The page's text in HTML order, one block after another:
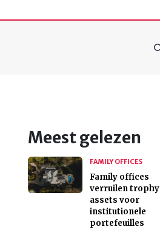
Meest gelezen
FAMILY OFFICES
Family offices
verruilen trophy
assets voor
institutionele
portefeuilles